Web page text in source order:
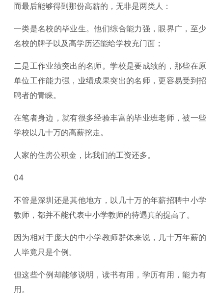
而最后能够得到那份高薪的，无非是两类人：
一类是名校的毕业生。他们综合能力强，眼界广，至少
名校的牌子以及高学历还能给学校充门面；
二是工作业绩突出的名师。学校是要成绩的，那些在原
单位工作能力强，业绩成果突出的名师，更容易受到招
聘者的青睐。
在笔者身边，就有很多经验丰富的毕业班老师，被一些
学校以几十万的高薪挖走。
人家的住房公积金，比我们的工资还多。
04
不管是深圳还是其他地方，以几十万的年薪招聘中小学
教师，都并不能代表中小学教师的待遇真的提高了。
因为相对于庞大的中小学教师群体来说，几十万年薪的
人毕竟只是个例。
但这些个例却能够说明，读书有用，学历有用，能力有
用。